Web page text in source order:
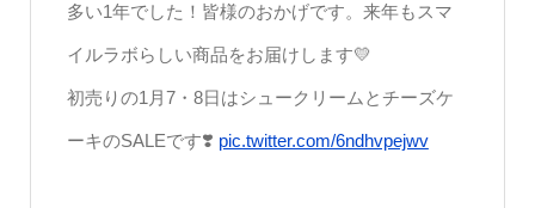
多い1年でした！皆様のおかげです。来年もスマ
イルラボらしい商品をお届けします💛
初売りの1月7・8日はシュークリームとチーズケ
ーキのSALEです❣️ pic.twitter.com/6ndhvpejwv